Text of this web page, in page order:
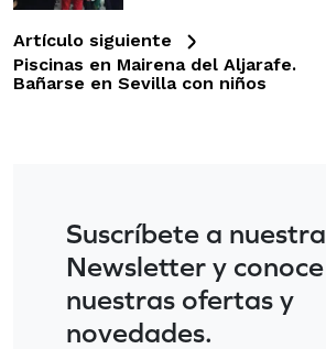
Artículo siguiente
Piscinas en Mairena del Aljarafe.
Bañarse en Sevilla con niños
Suscríbete a nuestra
Newsletter y conoce
nuestras ofertas y
novedades.